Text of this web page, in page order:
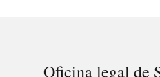
Oficina legal de